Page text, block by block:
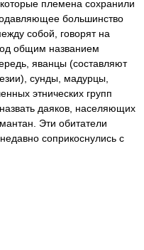
племена сохранили
большинство
собой, говорят на
общим названием
яванцы (составляют
сунды, мадурцы,
этнических групп
даяков, населяющих
Эти обитатели
соприкоснулись с